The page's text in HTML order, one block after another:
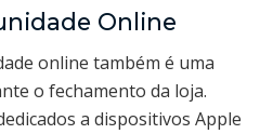
Online
online também é uma
o fechamento da loja.
a dispositivos Apple